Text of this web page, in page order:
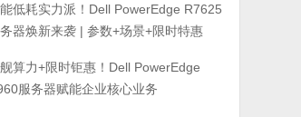
低耗实力派！Dell PowerEdge R7625
器焕新来袭 | 参数+场景+限时特惠
算力+限时钜惠！Dell PowerEdge
服务器赋能企业核心业务